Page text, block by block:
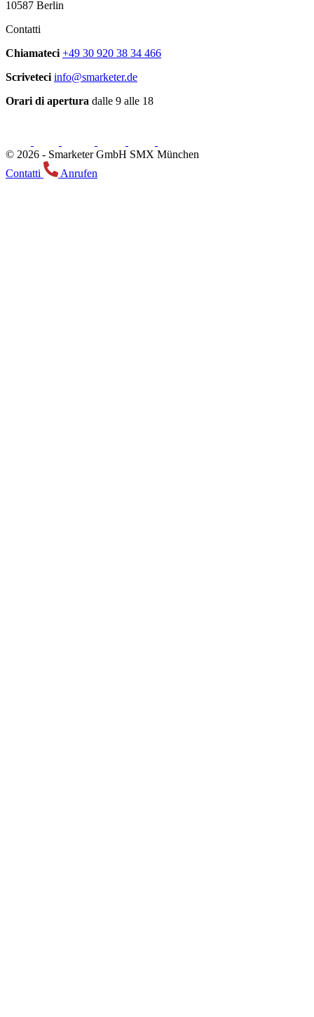
10587 Berlin
Contatti
Chiamateci +49 30 920 38 34 466
Scriveteci info@smarketer.de
Orari di apertura dalle 9 alle 18
© 2026 - Smarketer GmbH SMX München
Contatti
Anrufen